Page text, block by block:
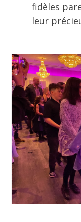
fidèles
leur